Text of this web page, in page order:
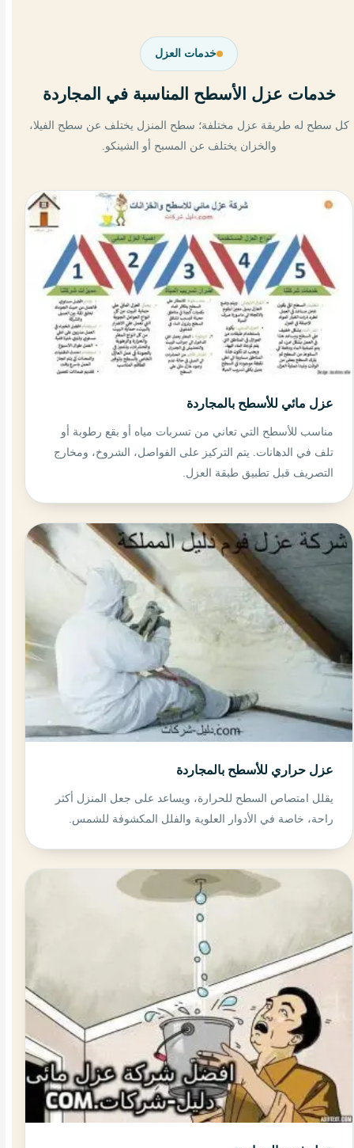
خدمات العزل
خدمات عزل الأسطح المناسبة في المجاردة
كل سطح له طريقة عزل مختلفة؛ سطح المنزل يختلف عن سطح الفيلا،
والخزان يختلف عن المسبح أو الشينكو.
عزل مائي للأسطح بالمجاردة
مناسب للأسطح التي تعاني من تسربات مياه أو بقع رطوبة أو
تلف في الدهانات. يتم التركيز على الفواصل، الشروخ، ومخارج
التصريف قبل تطبيق طبقة العزل.
عزل حراري للأسطح بالمجاردة
يقلل امتصاص السطح للحرارة، ويساعد على جعل المنزل أكثر
راحة، خاصة في الأدوار العلوية والفلل المكشوفة للشمس.